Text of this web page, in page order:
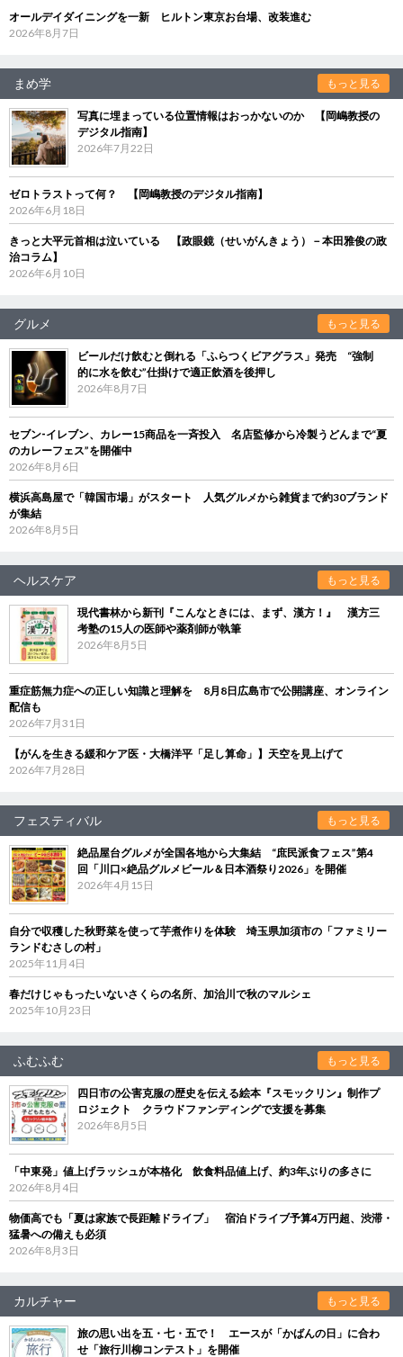
オールデイダイニングを一新 ヒルトン東京お台場、改装進む
2026年8月7日
まめ学 もっと見る
写真に埋まっている位置情報はおっかないのか 【岡嶋教授の
デジタル指南】
2026年7月22日
ゼロトラストって何？ 【岡嶋教授のデジタル指南】
2026年6月18日
きっと大平元首相は泣いている 【政眼鏡（せいがんきょう）－本田雅俊の政
治コラム】
2026年6月10日
グルメ もっと見る
ビールだけ飲むと倒れる「ふらつくビアグラス」発売 “強制
的に水を飲む”仕掛けで適正飲酒を後押し
2026年8月7日
セブン‐イレブン、カレー15商品を一斉投入 名店監修から冷製うどんまで“夏
のカレーフェス”を開催中
2026年8月6日
横浜高島屋で「韓国市場」がスタート 人気グルメから雑貨まで約30ブランド
が集結
2026年8月5日
ヘルスケア もっと見る
現代書林から新刊『こんなときには、まず、漢方！』 漢方三
考塾の15人の医師や薬剤師が執筆
2026年8月5日
重症筋無力症への正しい知識と理解を 8月8日広島市で公開講座、オンライン
配信も
2026年7月31日
【がんを生きる緩和ケア医・大橋洋平「足し算命」】天空を見上げて
2026年7月28日
フェスティバル もっと見る
絶品屋台グルメが全国各地から大集結 “庶民派食フェス”第4
回「川口×絶品グルメビール＆日本酒祭り2026」を開催
2026年4月15日
自分で収穫した秋野菜を使って芋煮作りを体験 埼玉県加須市の「ファミリー
ランドむさしの村」
2025年11月4日
春だけじゃもったいないさくらの名所、加治川で秋のマルシェ
2025年10月23日
ふむふむ もっと見る
四日市の公害克服の歴史を伝える絵本『スモックリン』制作プ
ロジェクト クラウドファンディングで支援を募集
2026年8月5日
「中東発」値上げラッシュが本格化 飲食料品値上げ、約3年ぶりの多さに
2026年8月4日
物価高でも「夏は家族で長距離ドライブ」 宿泊ドライブ予算4万円超、渋滞・
猛暑への備えも必須
2026年8月3日
カルチャー もっと見る
旅の思い出を五・七・五で！ エースが「かばんの日」に合わ
せ「旅行川柳コンテスト」を開催